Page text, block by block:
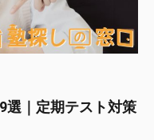
選｜定期テスト対策